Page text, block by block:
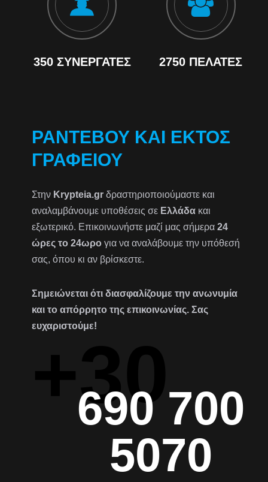
350 ΣΥΝΕΡΓΆΤΕΣ 2750 ΠΕΛΆΤΕΣ
ΡΑΝΤΕΒΟΎ ΚΑΙ ΕΚΤΌΣ
ΓΡΑΦΕΊΟΥ
Στην Krypteia.gr δραστηριοποιούμαστε και
αναλαμβάνουμε υποθέσεις σε Ελλάδα και
εξωτερικό. Επικοινωνήστε μαζί μας σήμερα24
ώρες το 24ωρο για να αναλάβουμε την υπόθεσή
σας, όπου κι αν βρίσκεστε.
Σημειώνεται ότι διασφαλίζουμε την ανωνυμία
και το απόρρητο της επικοινωνίας. Σας
ευχαριστούμε!
+30
690 700
5070